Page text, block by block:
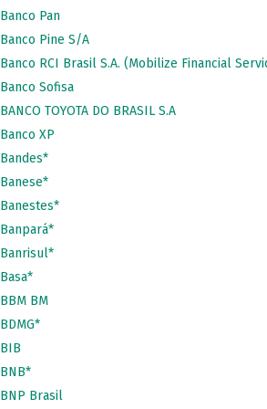
Banco Pan
Banco Pine S/A
Banco RCI Brasil S.A. (Mobilize Financial
Banco Sofisa
BANCO TOYOTA DO BRASIL S.A
Banco XP
Bandes*
Banese*
Banestes*
Banpará*
Banrisul*
Basa*
BBM BM
BDMG*
BIB
BNB*
BNP Brasil